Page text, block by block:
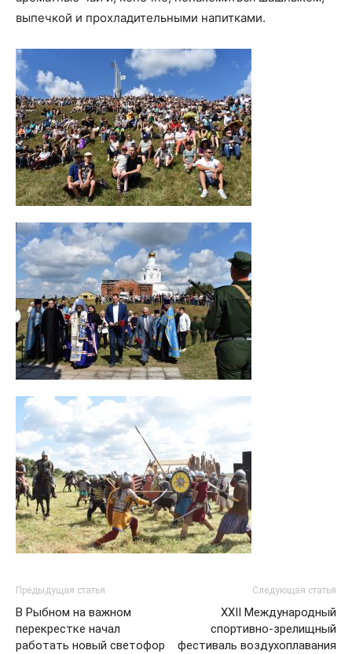
выпечкой и прохладительными напитками.
Предыдущая статья
В Рыбном на важном
перекрестке начал
работать новый светофор
Следующая статья
XXII Международный
спортивно-зрелищный
фестиваль воздухоплавания